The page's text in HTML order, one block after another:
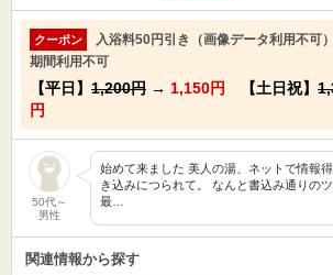
クーポン
入浴料50円引き（画像データ利用不可
期間利用不可
【平日】 1,200円 → 1,150円 【土日祝】
円
50代～
男性
始めて来ました 美人の湯、ネットで情報
き込みにつられて。 なんと書込み通りの
最…
関連情報から探す